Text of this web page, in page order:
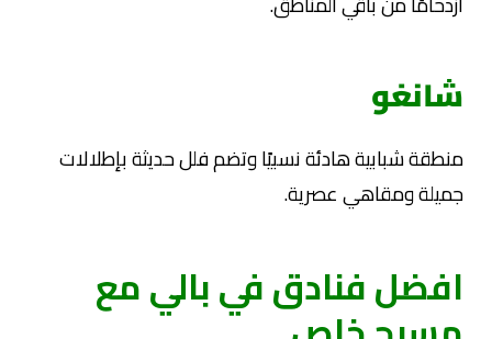
شانغو
منطقة شبابية هادئة نسبيًا وتضم فلل حديثة بإطلالات
جميلة ومقاهي عصرية.
افضل فنادق في بالي مع